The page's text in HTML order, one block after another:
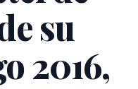
su
2016,